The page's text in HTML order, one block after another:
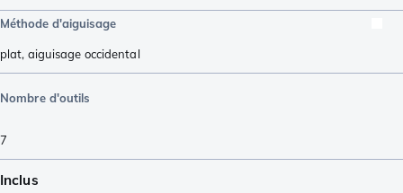
Méthode d'aiguisage
plat, aiguisage occidental
Nombre d'outils
7
Inclus